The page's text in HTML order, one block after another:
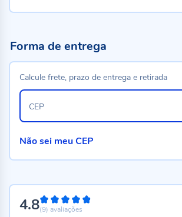
4.896%
(9) avaliações
Forma de entrega
Calcule frete, prazo de entrega e retirada
CEP
Não sei meu CEP